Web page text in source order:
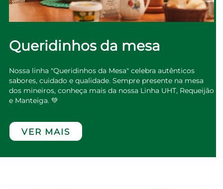
Queridinhos da mesa
Nossa linha "Queridinhos da Mesa" celebra autênticos
sabores, cuidado e qualidade. Sempre presente na mesa
dos mineiros, conheça mais da nossa Linha UHT, Requeijão
e Manteiga. 💚
VER MAIS